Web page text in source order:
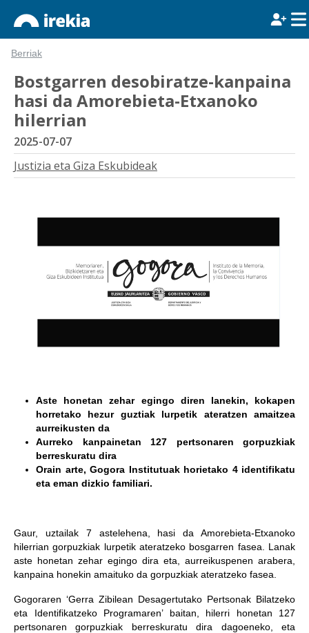
Berriak
Bostgarren desobiratze-kanpaina
hasi da Amorebieta-Etxanoko
hilerrian
2025-07-07
Justizia eta Giza Eskubideak
Aste honetan zehar egingo diren lanekin, kokapen
horretako hezur guztiak lurpetik ateratzen amaitzea
aurreikusten da
Aurreko kanpainetan 127 pertsonaren gorpuzkiak
berreskuratu dira
Orain arte, Gogora Institutuak horietako 4 identifikatu
eta eman dizkio familiari.
Gaur, uztailak 7 astelehena, hasi da Amorebieta-Etxanoko
hilerrian gorpuzkiak lurpetik ateratzeko bosgarren fasea. Lanak
aste honetan zehar egingo dira eta, aurreikuspenen arabera,
kanpaina honekin amaituko da gorpuzkiak ateratzeko fasea.
Gogoraren ‘Gerra Zibilean Desagertutako Pertsonak Bilatzeko
eta Identifikatzeko Programaren’ baitan, hilerri honetan 127
pertsonaren gorpuzkiak berreskuratu dira dagoeneko, eta